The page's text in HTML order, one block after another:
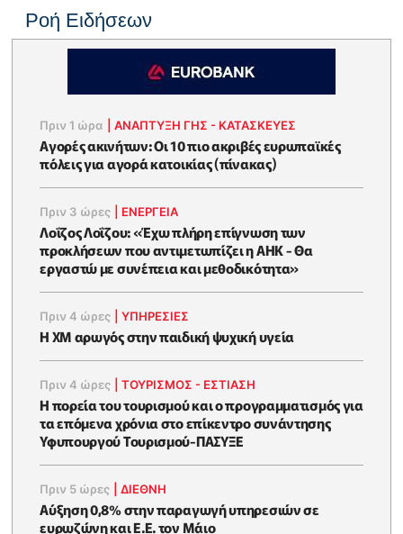
Ροή Ειδήσεων
Πριν 1 ώρα |ΑΝΑΠΤΥΞΗ ΓΗΣ - ΚΑΤΑΣΚΕΥΕΣ
Αγορές ακινήτων: Οι 10 πιο ακριβές ευρωπαϊκές
πόλεις για αγορά κατοικίας (πίνακας)
Πριν 3 ώρες ΕΝΈΡΓΕΙΑ
Λοΐζος Λοΐζου: «Έχω πλήρη επίγνωση των
προκλήσεων που αντιμετωπίζει η ΑΗΚ - Θα
εργαστώ με συνέπεια και μεθοδικότητα»
Πριν 4 ώρες |ΥΠΗΡΕΣΙΕΣ
Η XM αρωγός στην παιδική ψυχική υγεία
Πριν 4 ώρες |ΤΟΥΡΙΣΜΟΣ - ΕΣΤΙΑΣΗ
Η πορεία του τουρισμού και ο προγραμματισμός για
τα επόμενα χρόνια στο επίκεντρο συνάντησης
Υφυπουργού Τουρισμού-ΠΑΣΥΞΕ
Πριν 5 ώρες |ΔΙΕΘΝΗ
Αύξηση 0,8% στην παραγωγή υπηρεσιών σε
ευρωζώνη και Ε.Ε. τον Μάιο